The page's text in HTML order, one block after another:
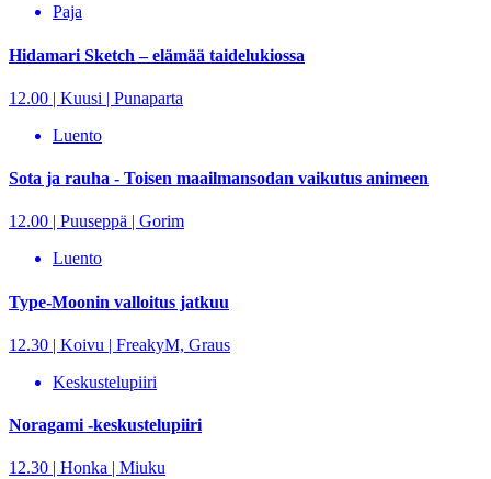
Paja
Hidamari Sketch – elämää taidelukiossa
12.00 | Kuusi | Punaparta
Luento
Sota ja rauha - Toisen maailmansodan vaikutus animeen
12.00 | Puuseppä | Gorim
Luento
Type-Moonin valloitus jatkuu
12.30 | Koivu | FreakyM, Graus
Keskustelupiiri
Noragami -keskustelupiiri
12.30 | Honka | Miuku